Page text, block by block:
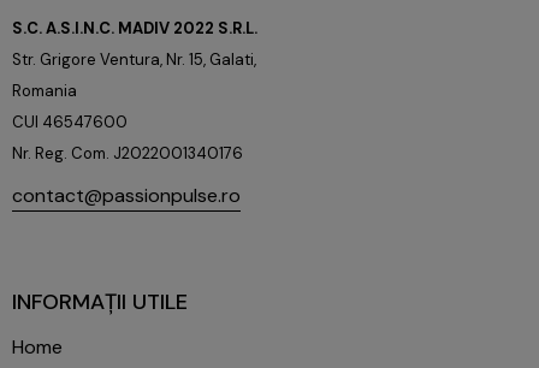
S.C. A.S.I.N.C. MADIV 2022 S.R.L.
Str. Grigore Ventura, Nr. 15, Galati,
Romania
CUI 46547600
Nr. Reg. Com. J2022001340176
contact@passionpulse.ro
INFORMAȚII UTILE
Home